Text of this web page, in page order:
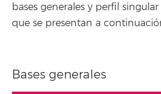
bases generales y perfil
que se presentan a
Bases generales